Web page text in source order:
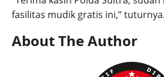
fasilitas mudik gratis ini,” tuturnya.
About The Author